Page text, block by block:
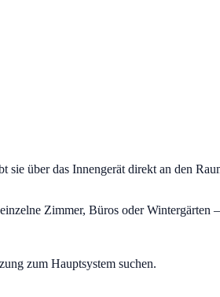
über das Innengerät direkt an den
Zimmer, Büros oder Wintergärten
zum Hauptsystem suchen.